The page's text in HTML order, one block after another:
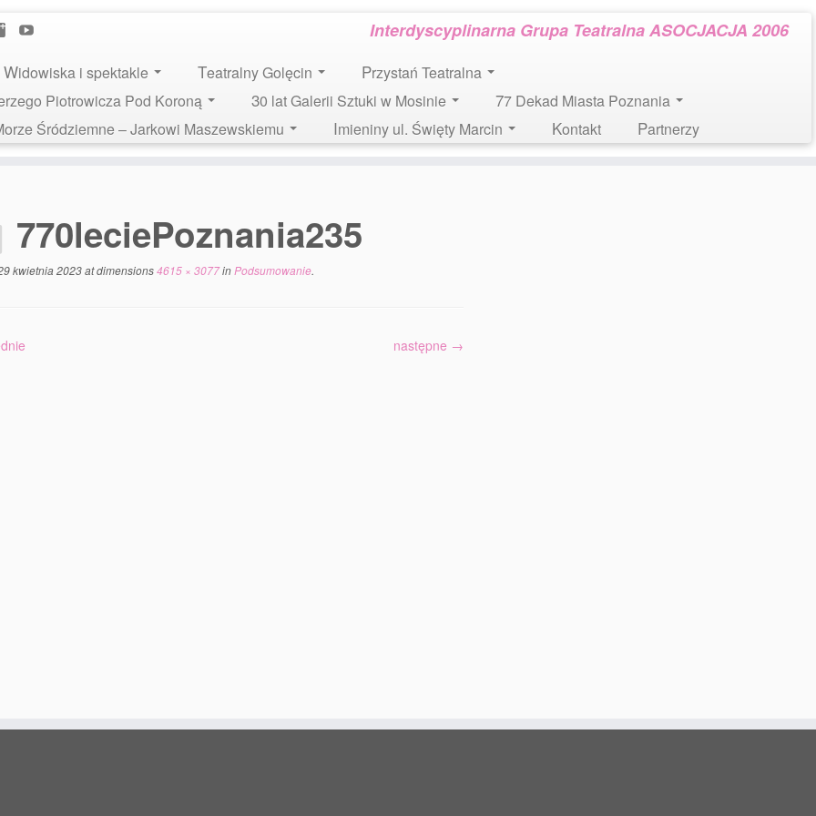
Interdyscyplinarna Grupa Teatralna ASOCJACJA 2006
Widowiska i spektakle Teatralny Golęcin
Przystań Teatralna
Piotrowicza Pod Koroną
30 lat Galerii Sztuki w Mosinie
77 Dekad Miasta Poznania
Morze Śródziemne – Jarkowi Maszewskiemu
Imieniny ul. Święty Marcin Kontakt Partnerzy
770leciePoznania235
kwietnia 2023at dimensions4615 × 3077inPodsumowanie.
następne →